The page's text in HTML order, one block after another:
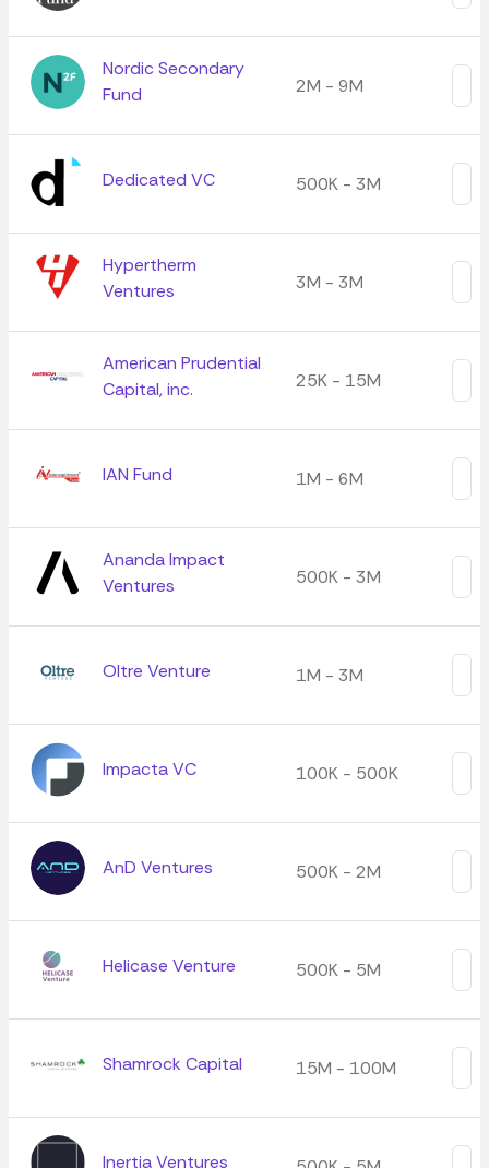
Nordic Secondary
Fund
2M - 9M
Dedicated VC 500K - 3M
Hypertherm
Ventures
3M - 3M
American Prudential
Capital, inc.
25K - 15M
IAN Fund 1M - 6M
Ananda Impact
Ventures
500K - 3M
Oltre Venture 1M - 3M
Impacta VC 100K - 500K
AnD Ventures 500K - 2M
Helicase Venture 500K - 5M
Shamrock Capital 15M - 100M
Inertia Ventures